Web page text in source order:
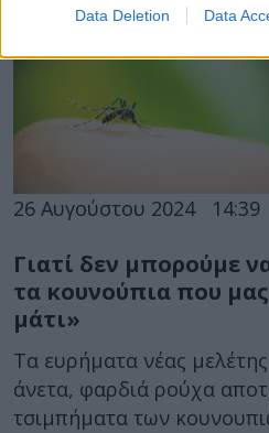
Data Deletion Data
26 Αυγούστου 2024 14:39
Γιατί δεν μπορούμε
τα κουνούπια που
μάτι»
Τα ευρήματα νέας μελέτης
άνετα, φαρδιά ρούχα
τσιμπήματα των